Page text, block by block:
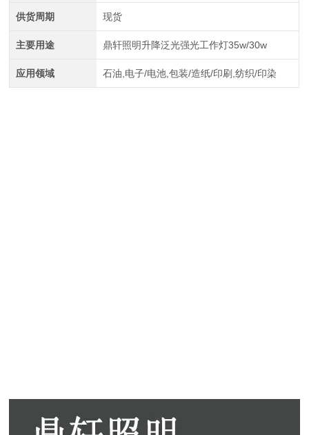
供货周期 现货
主要用途 鼎轩照明升降泛光强光工作灯35w/30w
应用领域 石油,电子/电池,包装/造纸/印刷,纺织/印染